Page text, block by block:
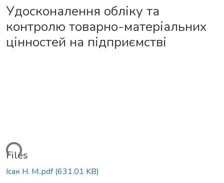
Удосконалення обліку та
контролю товарно-матеріальних
цінностей на підприємстві
Files
Ісак Н. М..pdf(631.01 KB)